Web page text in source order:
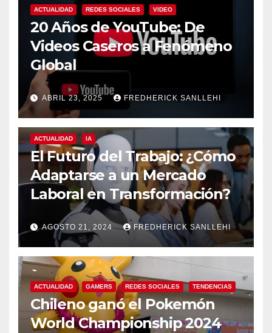
ACTUALIDAD REDES SOCIALES VIDEO
20 Años de YouTube: De
Videos Caseros a Fenómeno
Global
ABRIL 23, 2025 FREDHERICK SANLLEHI
ACTUALIDAD IA
El Futuro del Trabajo: ¿Cómo
Adaptarse a un Mercado
Laboral en Transformación?
AGOSTO 21, 2024 FREDHERICK SANLLEHI
ACTUALIDAD GAMERS REDES SOCIALES TENDENCIAS
Chileno ganó el Pokemón
World Championship 2024